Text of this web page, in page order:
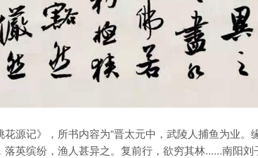
记》，所书内容为“晋太元中，武陵人捕鱼为业。
英缤纷，渔人甚异之。复前行，欲穷其林......南阳